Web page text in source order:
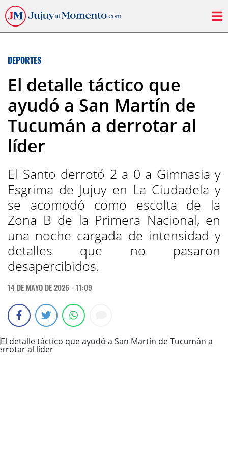
DEPORTES
El detalle táctico que
ayudó a San Martín de
Tucumán a derrotar al
líder
El Santo derrotó 2 a 0 a Gimnasia y
Esgrima de Jujuy en La Ciudadela y
se acomodó como escolta de la
Zona B de la Primera Nacional, en
una noche cargada de intensidad y
detalles que no pasaron
desapercibidos.
14 DE MAYO DE 2026 - 11:09